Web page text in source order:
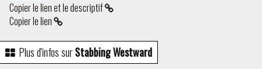
Copier le lien et le descriptif
Copier le lien
Plus d'infos surStabbing Westward